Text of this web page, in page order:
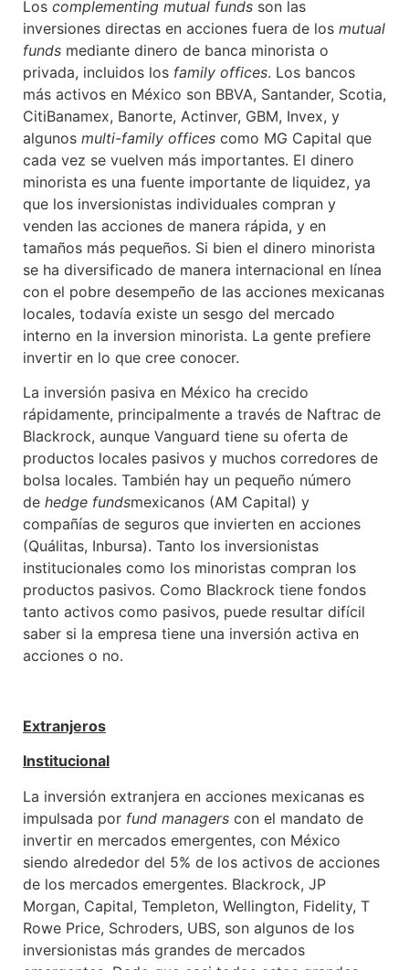
Los complementing mutual funds son las
inversiones directas en acciones fuera de los mutual
funds mediante dinero de banca minorista o
privada, incluidos los family offices. Los bancos
más activos en México son BBVA, Santander, Scotia,
CitiBanamex, Banorte, Actinver, GBM, Invex, y
algunos multi-family offices como MG Capital que
cada vez se vuelven más importantes. El dinero
minorista es una fuente importante de liquidez, ya
que los inversionistas individuales compran y
venden las acciones de manera rápida, y en
tamaños más pequeños. Si bien el dinero minorista
se ha diversificado de manera internacional en línea
con el pobre desempeño de las acciones mexicanas
locales, todavía existe un sesgo del mercado
interno en la inversion minorista. La gente prefiere
invertir en lo que cree conocer.
La inversión pasiva en México ha crecido
rápidamente, principalmente a través de Naftrac de
Blackrock, aunque Vanguard tiene su oferta de
productos locales pasivos y muchos corredores de
bolsa locales. También hay un pequeño número
de hedge fundsmexicanos (AM Capital) y
compañías de seguros que invierten en acciones
(Quálitas, Inbursa). Tanto los inversionistas
institucionales como los minoristas compran los
productos pasivos. Como Blackrock tiene fondos
tanto activos como pasivos, puede resultar difícil
saber si la empresa tiene una inversión activa en
acciones o no.
Extranjeros
Institucional
La inversión extranjera en acciones mexicanas es
impulsada por fund managers con el mandato de
invertir en mercados emergentes, con México
siendo alrededor del 5% de los activos de acciones
de los mercados emergentes. Blackrock, JP
Morgan, Capital, Templeton, Wellington, Fidelity, T
Rowe Price, Schroders, UBS, son algunos de los
inversionistas más grandes de mercados